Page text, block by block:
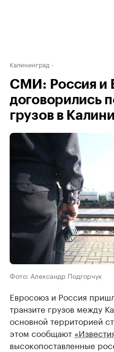
Калининград
СМИ: Россия и
договорились
грузов в
Фото: Александр Подгорчук
Евросоюз и Россия
транзите грузов между
основной территорией
этом сообщают
высокопоставленные